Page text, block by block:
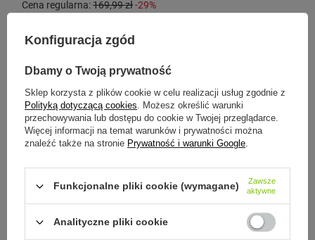
Cena regularna:169,99 zł-29%
OKAZJA PRZECENA
Konfiguracja zgód
Dbamy o Twoją prywatność
Sklep korzysta z plików cookie w celu realizacji usług zgodnie z
Polityką dotyczącą cookies. Możesz określić warunki
przechowywania lub dostępu do cookie w Twojej przeglądarce.
Więcej informacji na temat warunków i prywatności można
znaleźć także na stronie Prywatność i warunki Google.
Funkcjonalne pliki cookie (wymagane)
Zawsze
aktywne
Analityczne pliki cookie